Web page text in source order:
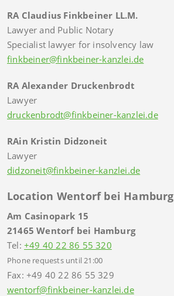
RA Claudius Finkbeiner LL.M.
Lawyer and Public Notary
Specialist lawyer for insolvency law
finkbeiner@finkbeiner-kanzlei.de
RA Alexander Druckenbrodt
Lawyer
druckenbrodt@finkbeiner-kanzlei.de
RAin Kristin Didzoneit
Lawyer
didzoneit@finkbeiner-kanzlei.de
Location Wentorf bei Hamburg
Am Casinopark 15
21465 Wentorf bei Hamburg
Tel: +49 40 22 86 55 320
Phone requests until 21:00
Fax: +49 40 22 86 55 329
wentorf@finkbeiner-kanzlei.de